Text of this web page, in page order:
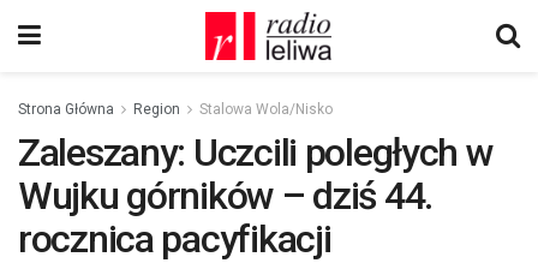
Strona Główna Region Stalowa Wola/Nisko
Zaleszany: Uczcili poległych w
Wujku górników – dziś 44.
rocznica pacyfikacji